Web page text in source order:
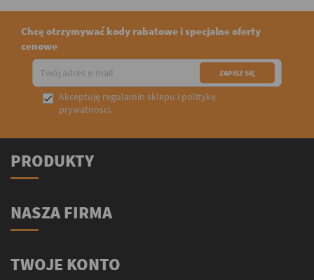
Chcę otrzymywać kody rabatowe i specjalne oferty
cenowe
 Akceptuję regulamin sklepu i politykę
prywatności.
PRODUKTY
NASZA FIRMA
TWOJE KONTO